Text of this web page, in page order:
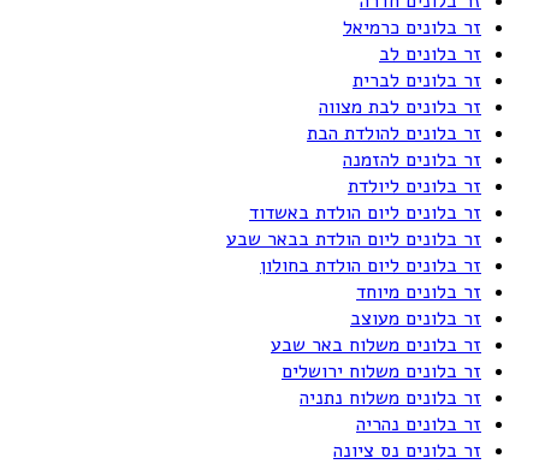
זר בלונים כרמיאל
זר בלונים לב
זר בלונים לברית
זר בלונים לבת מצווה
זר בלונים להולדת הבת
זר בלונים להזמנה
זר בלונים ליולדת
זר בלונים ליום הולדת באשדוד
זר בלונים ליום הולדת בבאר שבע
זר בלונים ליום הולדת בחולון
זר בלונים מיוחד
זר בלונים מעוצב
זר בלונים משלוח באר שבע
זר בלונים משלוח ירושלים
זר בלונים משלוח נתניה
זר בלונים נהריה
זר בלונים נס ציונה